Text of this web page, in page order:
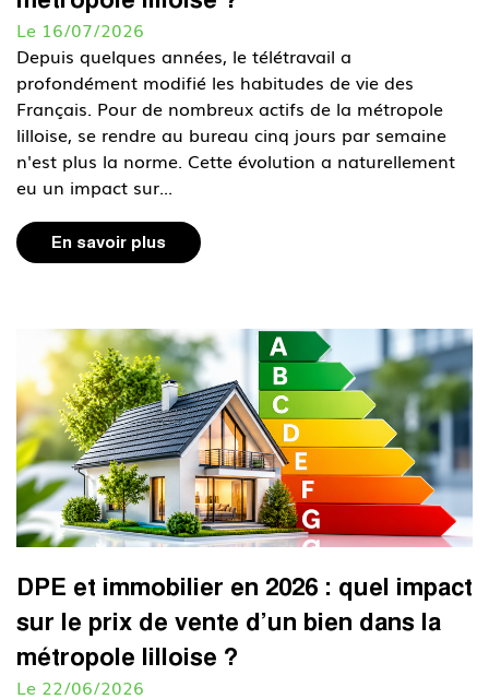
Le 16/07/2026
Depuis quelques années, le télétravail a
profondément modifié les habitudes de vie des
Français. Pour de nombreux actifs de la métropole
lilloise, se rendre au bureau cinq jours par semaine
n'est plus la norme. Cette évolution a naturellement
eu un impact sur...
En savoir plus
DPE et immobilier en 2026 : quel impact
sur le prix de vente d’un bien dans la
métropole lilloise ?
Le 22/06/2026